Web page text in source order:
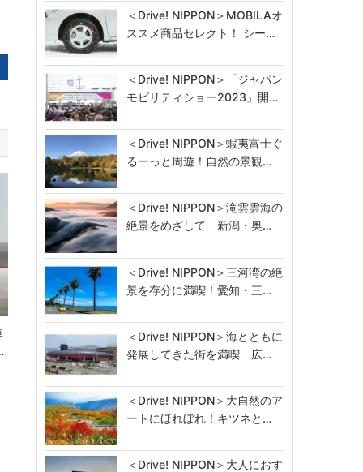
＜Drive! NIPPON＞MOBILAオ
ススメ商品セレクト！ シー…
＜Drive! NIPPON＞「ジャパン
モビリティショー2023」開…
＜Drive! NIPPON＞蝦夷富士ぐ
るーっと周遊！自然の景観…
＜Drive! NIPPON＞滝雲雲海の
絶景をめざして 新潟・奥…
＜Drive! NIPPON＞三河湾の絶
景を存分に満喫！愛知・三…
＜Drive! NIPPON＞海とともに
発展してきた街を満喫 広…
＜Drive! NIPPON＞大自然のア
ートにほれぼれ！キツネと…
＜Drive! NIPPON＞大人におす